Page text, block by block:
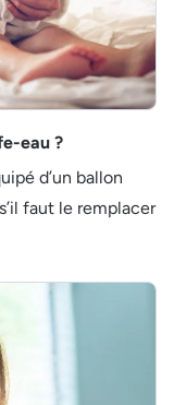
eau ?
d’un ballon
faut le remplacer